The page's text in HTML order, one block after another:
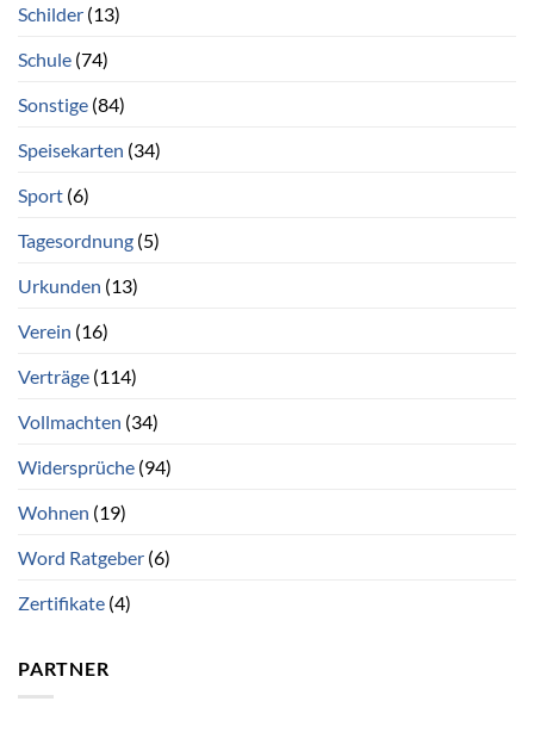
Schilder (13)
Schule (74)
Sonstige (84)
Speisekarten (34)
Sport (6)
Tagesordnung (5)
Urkunden (13)
Verein (16)
Verträge (114)
Vollmachten (34)
Widersprüche (94)
Wohnen (19)
Word Ratgeber (6)
Zertifikate (4)
PARTNER